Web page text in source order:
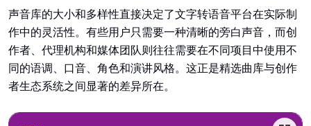
声音库的大小和多样性直接决定了文字转语音平台在实际制
作中的灵活性。有些用户只需要一种清晰的旁白声音，而创
作者、代理机构和媒体团队则往往需要在不同项目中使用不
同的语调、口音、角色和演讲风格。这正是精选曲库与创作
者生态系统之间显著的差异所在。